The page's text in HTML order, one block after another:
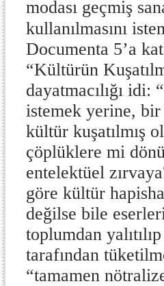
modası geçmiş
kullanılmasını
Documenta 5’a
“Kültürün
dayatmacılığı idi:
istemek yerine, bir
kültür kuşatılmış
çöplüklere mi
entelektüel
göre kültür
değilse bile
toplumdan
tarafından
“tamamen